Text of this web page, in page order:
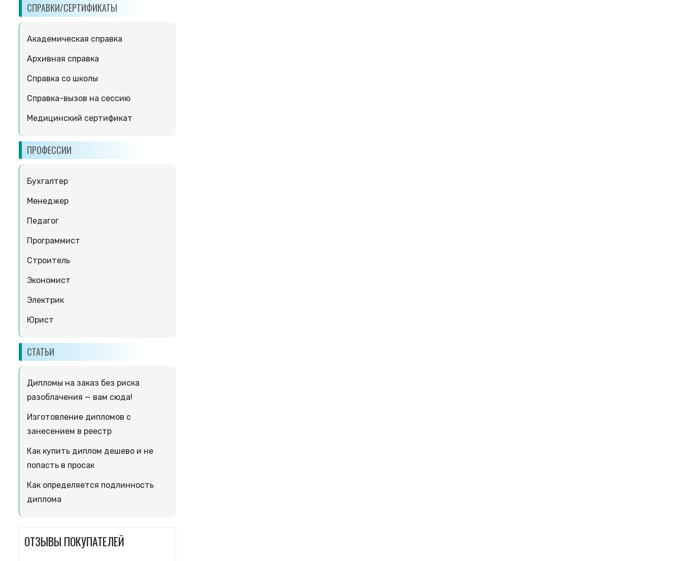
СПРАВКИ/СЕРТИФИКАТЫ
Академическая справка
Архивная справка
Справка со школы
Справка-вызов на сессию
Медицинский сертификат
ПРОФЕССИИ
Бухгалтер
Менеджер
Педагог
Программист
Строитель
Экономист
Электрик
Юрист
СТАТЬИ
Дипломы на заказ без риска
разоблачения — вам сюда!
Изготовление дипломов с
занесением в реестр
Как купить диплом дешево и не
попасть в просак
Как определяется подлинность
диплома
ОТЗЫВЫ ПОКУПАТЕЛЕЙ